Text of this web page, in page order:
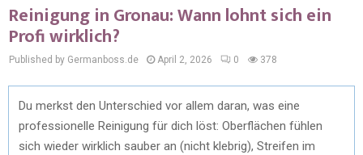
Reinigung in Gronau: Wann lohnt sich ein
Profi wirklich?
Published by Germanboss.de April 2, 2026 0 378
Du merkst den Unterschied vor allem daran, was eine
professionelle Reinigung für dich löst: Oberflächen fühlen
sich wieder wirklich sauber an (nicht klebrig), Streifen im